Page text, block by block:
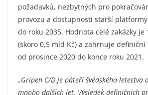
požadavků, nezbytných pro
provozu a dostupnosti starší
do roku 2035. Hodnota celé zakázky je
(skoro 0,5 mld Kč) a zahrnuje
od prosince 2020 do konce roku 2021.
„Gripen C/D je páteří švédského letectva
mnoho dalších let. Výsledek definičních